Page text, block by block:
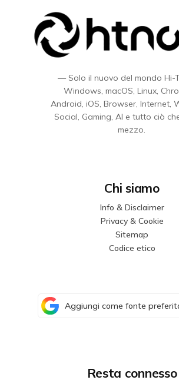
— Solo il nuovo del mondo Hi-
Windows, macOS, Linux,
Android, iOS, Browser, Internet,
Social, Gaming, AI e tutto ciò
mezzo.
Chi siamo
Info & Disclaimer
Privacy & Cookie
Sitemap
Codice etico
Aggiungi come fonte
Resta connesso